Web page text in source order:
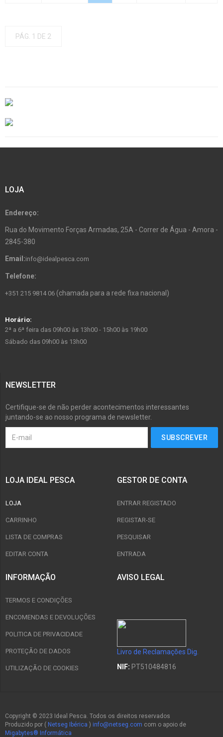
PÁG. 1 DE 2
LOJA
Endereço:
Rua do Movimento Forças Armadas, 25A - Correr de Água - Amora -
2845-380
Email:info@idealpesca.com
Telefone:
+351 215 9814 06 (chamada para a rede fixa nacional)
Horário:
2ª a 6ª feira das 09h00 às 13h00 - 15h00 às 19h00
Sábado das 09h00 às 13h00
NEWSLETTER
Certifique-se de não perder acontecimentos interessantes
juntando-se ao nosso programa de newsletter.
LOJA IDEAL PESCA
LOJA
CARRINHO
LISTA DE COMPRAS
EDITAR CONTA
GESTOR DE CONTA
ENTRAR REGISTADO
REGISTAR-SE
PESQUISAR
ENTRADA
INFORMAÇÃO
TERMOS E CONDIÇÕES
ENCOMENDAS E DEVOLUÇÕES
POLITICA DE PRIVACIDADE
PROTEÇÃO DE DADOS
UTILIZAÇÃO DE COOKIES
AVISO LEGAL
Livro de Reclamações Dig.
NIF: PT510484816
Copyright © 2023 Ideal Pesca. Todos os direitos reservados
Produzido por ( Netseg Ibérica ) info@netseg.com com o apoio de
Migabytes® Informática